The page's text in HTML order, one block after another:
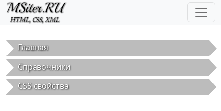
Перейти к основному содержанию
Главная
Справочники
CSS свойства